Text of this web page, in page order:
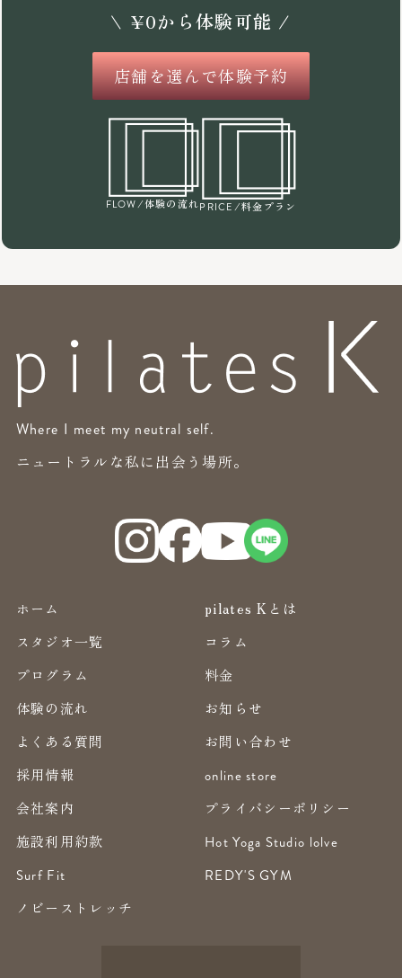
\ ¥0から体験可能 /
店舗を選んで体験予約
FLOW /体験の流れPRICE /料金プラン
Where I meet my neutral self.
ニュートラルな私に出会う場所。
ホーム
pilates Kとは
スタジオ一覧
コラム
プログラム
料金
体験の流れ
お知らせ
よくある質問
お問い合わせ
採用情報
online store
会社案内
プライバシーポリシー
施設利用約款
Hot Yoga Studio lolve
Surf Fit
REDY'S GYM
ノビーストレッチ